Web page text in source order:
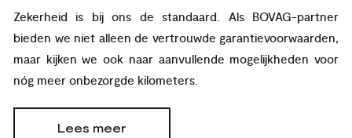
Zekerheid is bij ons de standaard. Als BOVAG-partner
bieden we niet alleen de vertrouwde garantievoorwaarden,
maar kijken we ook naar aanvullende mogelijkheden voor
nóg meer onbezorgde kilometers.
Lees meer